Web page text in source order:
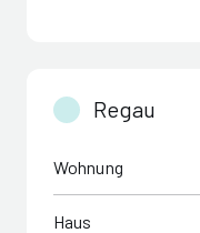
Regau
Wohnung
Haus